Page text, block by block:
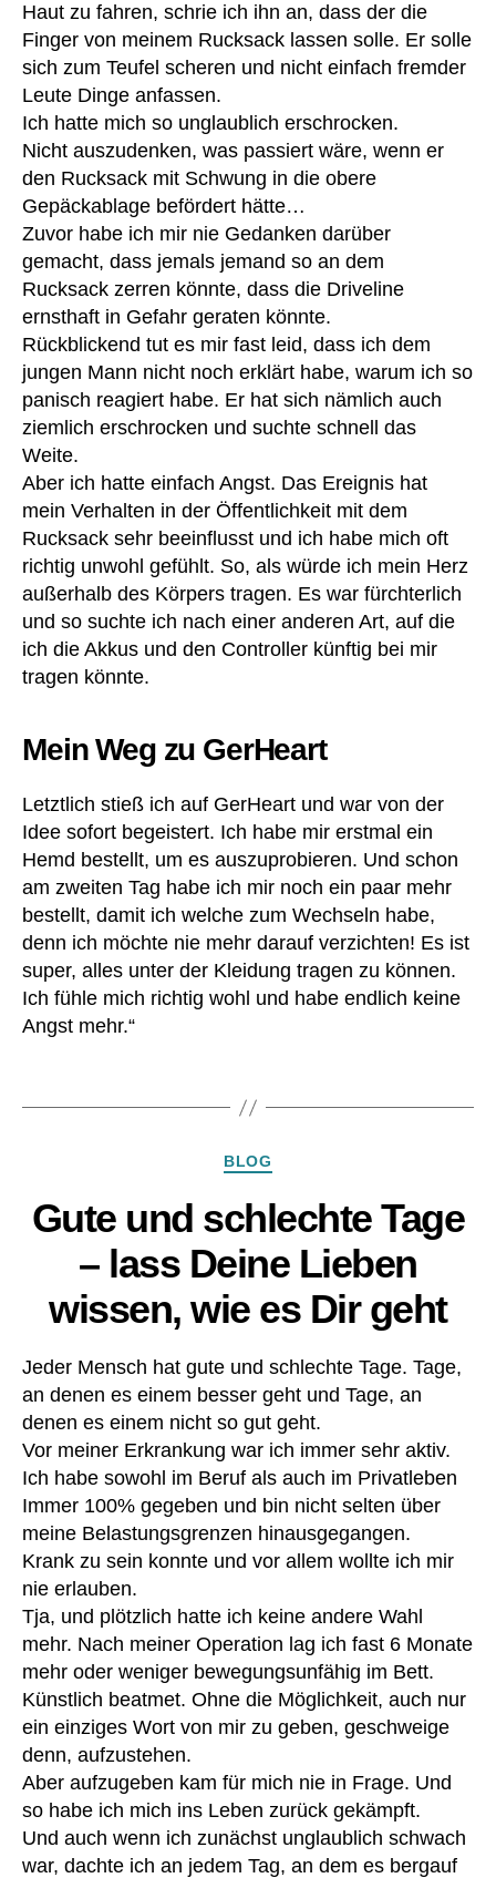
er
st
üt
z
u
n
g ,
W
st
e,
Z
u
b
e
h
Haut zu fahren, schrie ich ihn an, dass der die
Finger von meinem Rucksack lassen solle. Er solle
sich zum Teufel scheren und nicht einfach fremder
Leute Dinge anfassen.
Ich hatte mich so unglaublich erschrocken.
Nicht auszudenken, was passiert wäre, wenn er
den Rucksack mit Schwung in die obere
Gepäckablage befördert hätte…
Zuvor habe ich mir nie Gedanken darüber
gemacht, dass jemals jemand so an dem
Rucksack zerren könnte, dass die Driveline
ernsthaft in Gefahr geraten könnte.
Rückblickend tut es mir fast leid, dass ich dem
jungen Mann nicht noch erklärt habe, warum ich so
panisch reagiert habe. Er hat sich nämlich auch
ziemlich erschrocken und suchte schnell das
Weite.
Aber ich hatte einfach Angst. Das Ereignis hat
mein Verhalten in der Öffentlichkeit mit dem
Rucksack sehr beeinflusst und ich habe mich oft
richtig unwohl gefühlt. So, als würde ich mein Herz
außerhalb des Körpers tragen. Es war fürchterlich
und so suchte ich nach einer anderen Art, auf die
ich die Akkus und den Controller künftig bei mir
tragen könnte.
Mein Weg zu GerHeart
Letztlich stieß ich auf GerHeart und war von der
Idee sofort begeistert. Ich habe mir erstmal ein
Hemd bestellt, um es auszuprobieren. Und schon
am zweiten Tag habe ich mir noch ein paar mehr
bestellt, damit ich welche zum Wechseln habe,
denn ich möchte nie mehr darauf verzichten! Es ist
super, alles unter der Kleidung tragen zu können.
Ich fühle mich richtig wohl und habe endlich keine
Angst mehr.“
t
m
at
e
3
H
e
m
d,
hil
fe
,
kli
k,
kr
a
n
k
e
a
u
s,
K
u
n
er
L
A
D
,
O
e
k
o
e
a
d,
p
nt
u
c
k
s
a
c
k,
hi
rt,
T
a
s
c
h
a
g
e
n ,
Kategorien
BLOG
Gute und schlechte Tage
– lass Deine Lieben
wissen, wie es Dir geht
Jeder Mensch hat gute und schlechte Tage. Tage,
an denen es einem besser geht und Tage, an
denen es einem nicht so gut geht.
Vor meiner Erkrankung war ich immer sehr aktiv.
Ich habe sowohl im Beruf als auch im Privatleben
Immer 100% gegeben und bin nicht selten über
meine Belastungsgrenzen hinausgegangen.
Krank zu sein konnte und vor allem wollte ich mir
nie erlauben.
Tja, und plötzlich hatte ich keine andere Wahl
mehr. Nach meiner Operation lag ich fast 6 Monate
mehr oder weniger bewegungsunfähig im Bett.
Künstlich beatmet. Ohne die Möglichkeit, auch nur
ein einziges Wort von mir zu geben, geschweige
denn, aufzustehen.
Aber aufzugeben kam für mich nie in Frage. Und
so habe ich mich ins Leben zurück gekämpft.
Und auch wenn ich zunächst unglaublich schwach
war, dachte ich an jedem Tag, an dem es bergauf